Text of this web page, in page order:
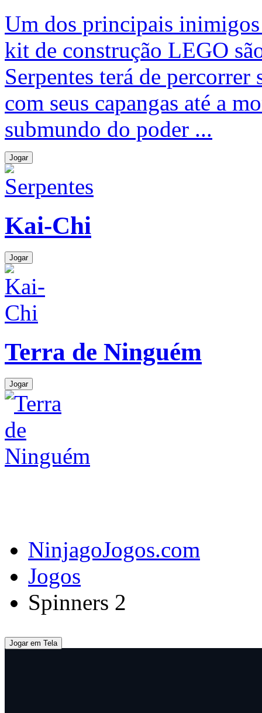
Um dos principais
kit de construção LEGO
Serpentes terá de
com seus capangas até a
submundo do poder ...
Jogar
Kai-Chi
Jogar
Terra de Ninguém
Jogar
NinjagoJogos.com
Jogos
Spinners 2
Jogar em Tela